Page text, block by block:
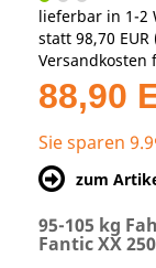
lieferbar in 1-2
statt 98,70 EUR
Versandkosten
88,90
Sie sparen
zum
95-105 kg
Fantic XX